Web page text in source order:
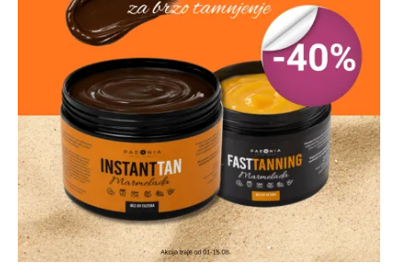
GLYCERIN, SILICA, POTASSIUM CETYL PHOSPHATE,
BUTYLENE GLYCOL, UNDECANE, HYDROGENATED
PALM GLYCERIDES, ARGININE, 1,2-HEXANEDIOL,
ALLANTOIN, ARACHIS
HYPOGAEA OIL, ASCORBYL PALMITATE, BETA-
CAROTENE, BETAINE, BISABOLOL, CANNABIS SATIVA
SEED OIL, CAPRYLYL GLYCOL, CARNOSINE, CITRIC
ACID, DAUCUS CAROTA SATIVA EXTRACT, GLYCERYL
OLEATE, GLYCERYL STEARATE, ISOPROPYL MYRISTATE,
LECITHIN, PANTHENOL, POLYACRYLATE
CROSSPOLYMER-6, SODIUM CETEARYL SULFATE,
SODIUM CHLORIDE, SODIUM HYDROXIDE, SODIUM
SULFATE, T-BUTYL ALCOHOL, TETRASODIUM EDTA,
TOCOPHEROL, TOCOPHERYLACETATE,